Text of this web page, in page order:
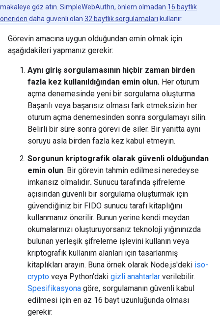
makaleye göz atın. SimpleWebAuthn, önlem olmadan 16 baytlık
öneriden daha güvenli olan 32 baytlık sorgulamaları kullanır.
Görevin amacına uygun olduğundan emin olmak için
aşağıdakileri yapmanız gerekir:
Aynı giriş sorgulamasının hiçbir zaman birden
fazla kez kullanıldığından emin olun. Her oturum
açma denemesinde yeni bir sorgulama oluşturma
Başarılı veya başarısız olması fark etmeksizin her
oturum açma denemesinden sonra sorgulamayı silin.
Belirli bir süre sonra görevi de siler. Bir yanıtta aynı
soruyu asla birden fazla kez kabul etmeyin.
Sorgunun kriptografik olarak güvenli olduğundan
emin olun. Bir görevin tahmin edilmesi neredeyse
imkansız olmalıdır. Sunucu tarafında şifreleme
açısından güvenli bir sorgulama oluşturmak için
güvendiğiniz bir FIDO sunucu tarafı kitaplığını
kullanmanız önerilir. Bunun yerine kendi meydan
okumalarınızı oluşturuyorsanız teknoloji yığınınızda
bulunan yerleşik şifreleme işlevini kullanın veya
kriptografik kullanım alanları için tasarlanmış
kitaplıkları arayın. Buna örnek olarak Node.js'deki iso-
crypto veya Python'daki gizli anahtarlar verilebilir.
Spesifikasyona göre, sorgulamanın güvenli kabul
edilmesi için en az 16 bayt uzunluğunda olması
gerekir.